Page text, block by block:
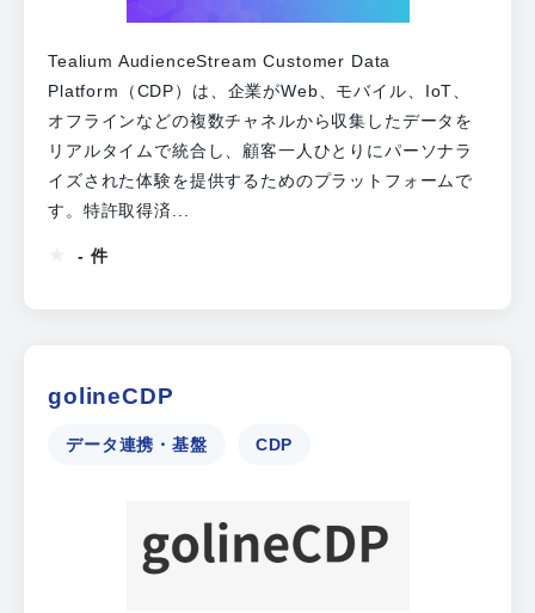
Tealium AudienceStream Customer Data
Platform（CDP）は、企業がWeb、モバイル、IoT、
オフラインなどの複数チャネルから収集したデータを
リアルタイムで統合し、顧客一人ひとりにパーソナラ
イズされた体験を提供するためのプラットフォームで
す。特許取得済...
- 件
golineCDP
データ連携・基盤 CDP